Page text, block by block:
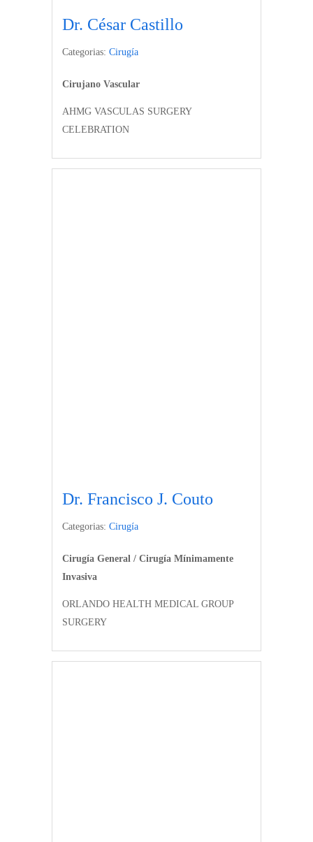
Dr. César Castillo
Categorias: Cirugía
Cirujano Vascular
AHMG VASCULAS SURGERY
CELEBRATION
Dr. Francisco J. Couto
Categorias: Cirugía
Cirugía General / Cirugía Mínimamente
Invasiva
ORLANDO HEALTH MEDICAL GROUP
SURGERY